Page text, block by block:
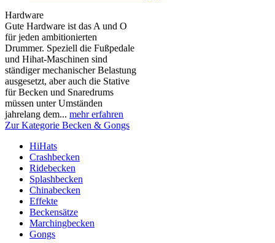
Hardware
Gute Hardware ist das A und O
für jeden ambitionierten
Drummer. Speziell die Fußpedale
und Hihat-Maschinen sind
ständiger mechanischer Belastung
ausgesetzt, aber auch die Stative
für Becken und Snaredrums
müssen unter Umständen
jahrelang dem... mehr erfahren
Zur Kategorie Becken & Gongs
HiHats
Crashbecken
Ridebecken
Splashbecken
Chinabecken
Effekte
Beckensätze
Marchingbecken
Gongs